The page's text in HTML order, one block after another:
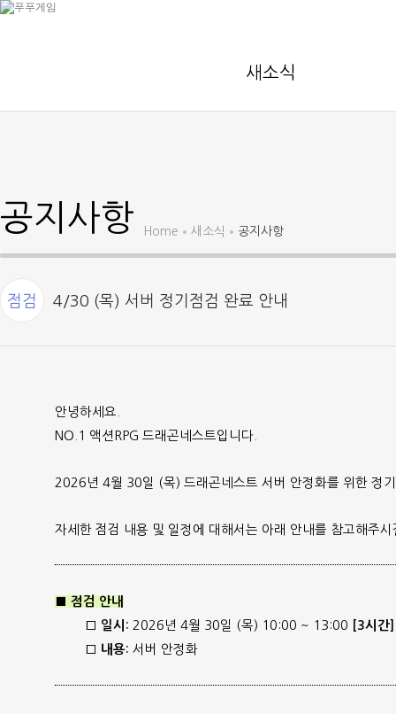
새소식
공지사항 Home 새소식 공지사항
점검 4/30 (목) 서버 정기점검 완료 안내
안녕하세요.
NO.1 액션RPG 드래곤네스트입니다.
2026년 4월 30일 (목) 드래곤네스트 서버 안정화를 위한 정
자세한 점검 내용 및 일정에 대해서는 아래 안내를 참고해주시
■ 점검 안내
□ 일시: 2026년 4월 30일 (목) 10:00 ~ 13:00
[3시간]
□ 내용: 서버 안정화